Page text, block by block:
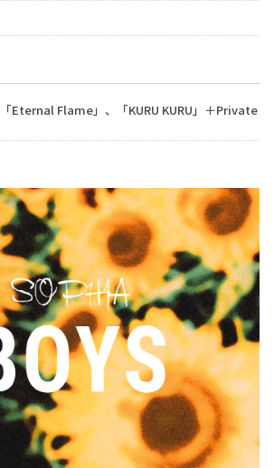
Eternal Flame」、「KURU KURU」＋Private